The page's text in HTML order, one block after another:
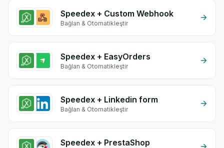
Speedex + Custom Webhook
Bağlan & Otomatikleştir
Speedex + EasyOrders
Bağlan & Otomatikleştir
Speedex + Linkedin form
Bağlan & Otomatikleştir
Speedex + PrestaShop